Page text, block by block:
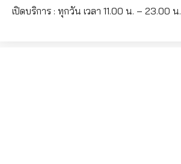
เปิดบริการ : ทุกวัน เวลา 11.00 น. – 23.00 น.